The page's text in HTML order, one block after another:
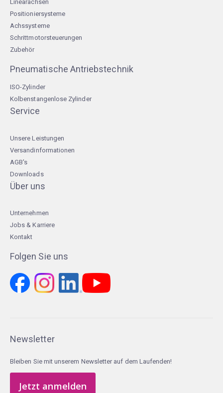
Linearachsen
Positioniersysteme
Achssysteme
Schrittmotorsteuerungen
Zubehör
Pneumatische Antriebstechnik
ISO-Zylinder
Kolbenstangenlose Zylinder
Service
Unsere Leistungen
Versandinformationen
AGB's
Downloads
Über uns
Unternehmen
Jobs & Karriere
Kontakt
Folgen Sie uns
Newsletter
Bleiben Sie mit unserem Newsletter auf dem Laufenden!
Jetzt anmelden